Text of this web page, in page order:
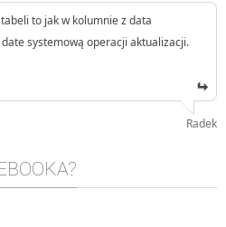
to jak w kolumnie z data
systemową operacji aktualizacji.
Radek